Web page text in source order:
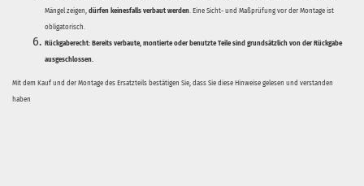
Mängel zeigen, dürfen keinesfalls verbaut werden. Eine Sicht- und Maßprüfung vor der Montage ist
obligatorisch.
Rückgaberecht: Bereits verbaute, montierte oder benutzte Teile sind grundsätzlich von der Rückgabe
ausgeschlossen.
Mit dem Kauf und der Montage des Ersatzteils bestätigen Sie, dass Sie diese Hinweise gelesen und verstanden
haben